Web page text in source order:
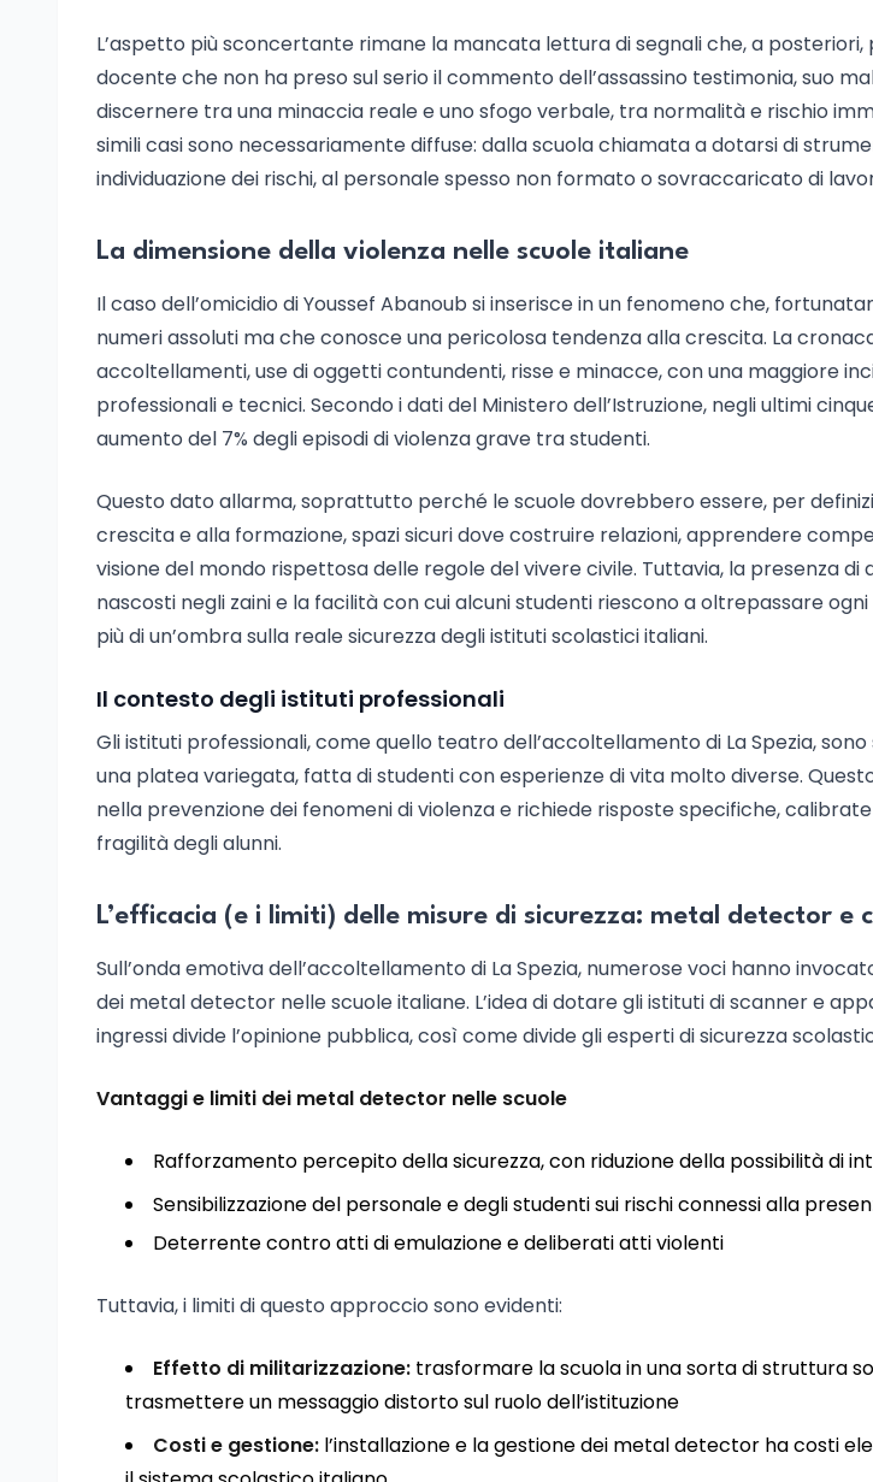
L’aspetto più sconcertante rimane la mancata lettura di segnali che, a posteriori,
docente che non ha preso sul serio il commento dell’assassino testimonia, suo
discernere tra una minaccia reale e uno sfogo verbale, tra normalità e rischio
simili casi sono necessariamente diffuse: dalla scuola chiamata a dotarsi di
individuazione dei rischi, al personale spesso non formato o sovraccaricato di
La dimensione della violenza nelle scuole italiane
Il caso dell’omicidio di Youssef Abanoub si inserisce in un fenomeno che,
numeri assoluti ma che conosce una pericolosa tendenza alla crescita. La
accoltellamenti, use di oggetti contundenti, risse e minacce, con una maggiore
professionali e tecnici. Secondo i dati del Ministero dell’Istruzione, negli ultimi
aumento del 7% degli episodi di violenza grave tra studenti.
Questo dato allarma, soprattutto perché le scuole dovrebbero essere, per
crescita e alla formazione, spazi sicuri dove costruire relazioni, apprendere
visione del mondo rispettosa delle regole del vivere civile. Tuttavia, la presenza di
nascosti negli zaini e la facilità con cui alcuni studenti riescono a oltrepassare
più di un’ombra sulla reale sicurezza degli istituti scolastici italiani.
Il contesto degli istituti professionali
Gli istituti professionali, come quello teatro dell’accoltellamento di La Spezia,
una platea variegata, fatta di studenti con esperienze di vita molto diverse.
nella prevenzione dei fenomeni di violenza e richiede risposte specifiche,
fragilità degli alunni.
L’efficacia (e i limiti) delle misure di sicurezza: metal detector e
Sull’onda emotiva dell’accoltellamento di La Spezia, numerose voci hanno
dei metal detector nelle scuole italiane. L’idea di dotare gli istituti di scanner e
ingressi divide l’opinione pubblica, così come divide gli esperti di sicurezza
Vantaggi e limiti dei metal detector nelle scuole
Rafforzamento percepito della sicurezza, con riduzione della possibilità di
Sensibilizzazione del personale e degli studenti sui rischi connessi alla
Deterrente contro atti di emulazione e deliberati atti violenti
Tuttavia, i limiti di questo approccio sono evidenti:
Effetto di militarizzazione: trasformare la scuola in una sorta di struttura
trasmettere un messaggio distorto sul ruolo dell’istituzione
Costi e gestione: l’installazione e la gestione dei metal detector ha costi